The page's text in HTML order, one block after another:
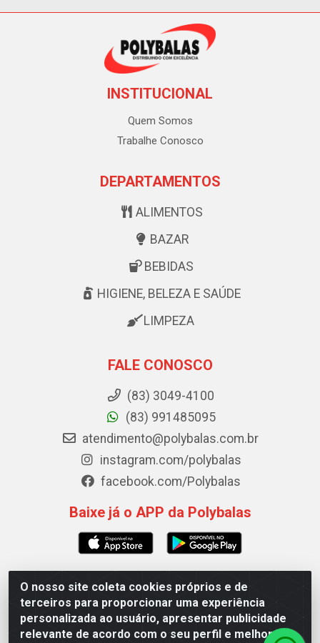
O nosso site coleta cookies próprios e de
terceiros para proporcionar uma experiência
personalizada ao usuário, apresentar publicidade
relevante de acordo com o seu perfil e melhorar a
INSTITUCIONAL
Quem Somos
Trabalhe Conosco
DEPARTAMENTOS
ALIMENTOS
BAZAR
BEBIDAS
HIGIENE, BELEZA E SAÚDE
LIMPEZA
FALE CONOSCO
(83) 3049-4100
(83) 991485095
atendimento@polybalas.com.br
instagram.com/polybalas
facebook.com/Polybalas
Baixe já o APP da Polybalas
Polybalas - Rua João Miguel de Souza, 173 Galpão B -
Ernesto Geisel, João Pessoa/PB - CEP 58.075-075 - CNPJ
00.909.327/0002-61